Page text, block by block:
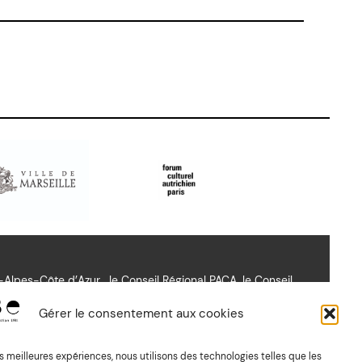
Gérer le consentement aux cookies
meilleures expériences, nous utilisons des technologies telles que les
Côte d’Azur , le Conseil Régional PACA, le Conseil
Paris.